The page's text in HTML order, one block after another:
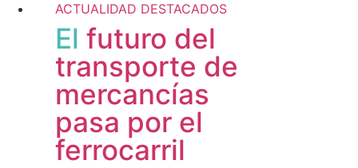
ACTUALIDAD DESTACADOS
El futuro del
transporte de
mercancías
pasa por el
ferrocarril